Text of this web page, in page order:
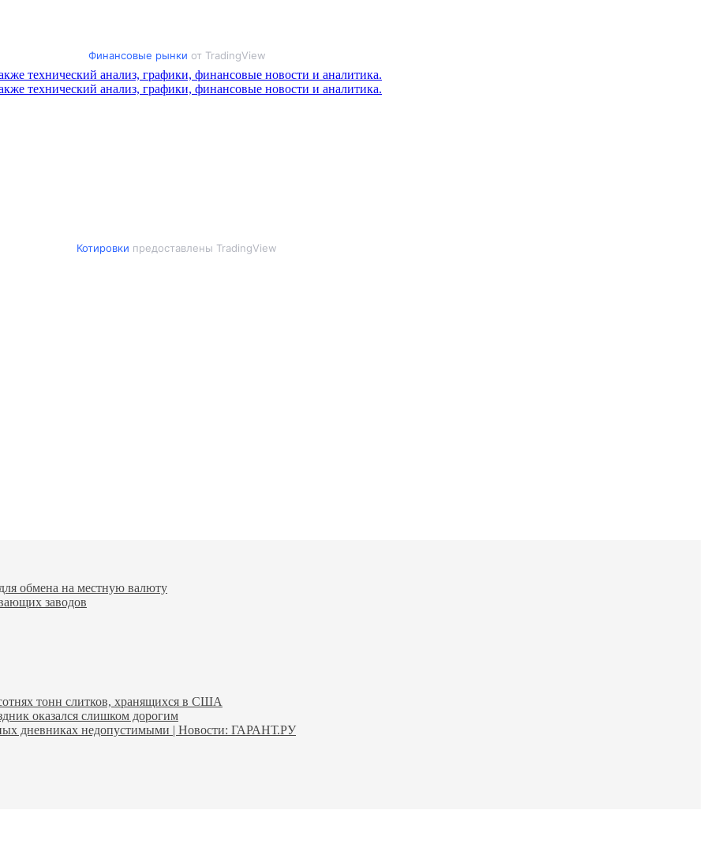
Финансовые рынки от TradingView
Котировки предоставлены TradingView
обмена на местную валюту
заводов
тонн слитков, хранящихся в США
оказался слишком дорогим
дневниках недопустимыми | Новости: ГАРАНТ.РУ